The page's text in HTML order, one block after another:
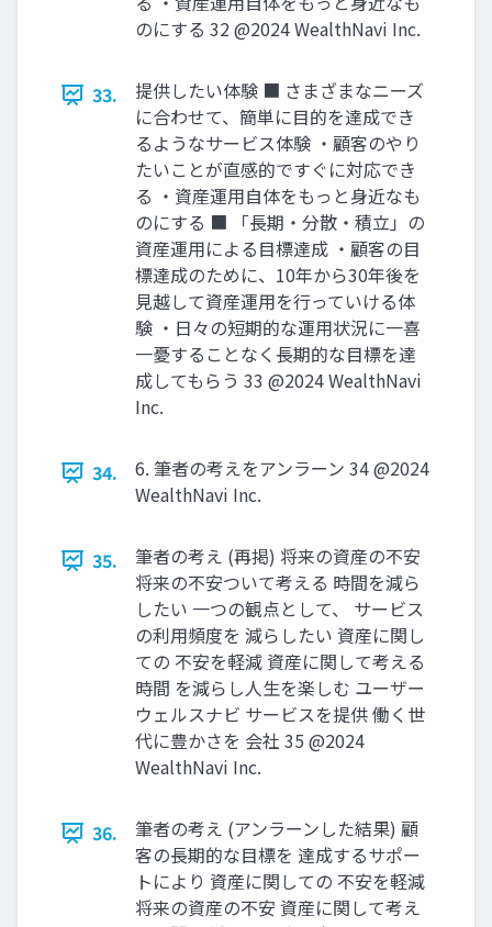
のにする 32 @2024 WealthNavi Inc.
33.
提供したい体験 ■ さまざまなニーズ
に合わせて、簡単に⽬的を達成でき
るようなサービス体験 ‧顧客のやり
たいことが直感的ですぐに対応でき
る ‧資産運⽤⾃体をもっと⾝近なも
のにする ■ 「⻑期‧分散‧積⽴」の
資産運⽤による⽬標達成 ‧顧客の⽬
標達成のために、10年から30年後を
⾒越して資産運⽤を⾏っていける体
験 ‧⽇々の短期的な運⽤状況に⼀喜
⼀憂することなく⻑期的な⽬標を達
成してもらう 33 @2024 WealthNavi
Inc.
34.
6. 筆者の考えをアンラーン 34 @2024
WealthNavi Inc.
35.
筆者の考え (再掲) 将来の資産の不安
将来の不安ついて考える 時間を減ら
したい ⼀つの観点として、 サービス
の利⽤頻度を 減らしたい 資産に関し
ての 不安を軽減 資産に関して考える
時間 を減らし⼈⽣を楽しむ ユーザー
ウェルスナビ サービスを提供 働く世
代に豊かさを 会社 35 @2024
WealthNavi Inc.
36.
筆者の考え (アンラーンした結果) 顧
客の⻑期的な⽬標を 達成するサポー
トにより 資産に関しての 不安を軽減
将来の資産の不安 資産に関して考え